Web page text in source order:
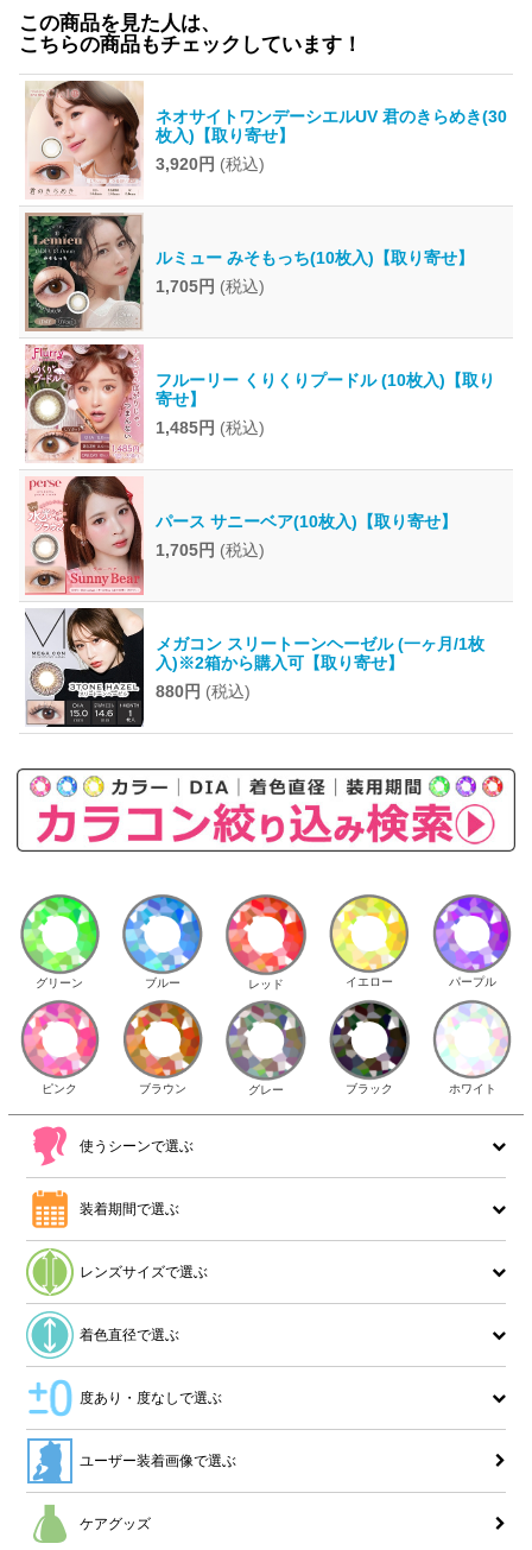
この商品を見た人は、
こちらの商品もチェックしています！
ネオサイトワンデーシエルUV 君のきらめき(30
枚入)【取り寄せ】
3,920円 (税込)
ルミュー みそもっち(10枚入)【取り寄せ】
1,705円 (税込)
フルーリー くりくりプードル (10枚入)【取り
寄せ】
1,485円 (税込)
パース サニーベア(10枚入)【取り寄せ】
1,705円 (税込)
メガコン スリートーンヘーゼル (一ヶ月/1枚
入)※2箱から購入可【取り寄せ】
880円 (税込)
グリーン ブルー レッド イエロー パープル
ピンク ブラウン グレー ブラック ホワイト
使うシーンで選ぶ
装着期間で選ぶ
レンズサイズで選ぶ
着色直径で選ぶ
度あり・度なしで選ぶ
ユーザー装着画像で選ぶ
ケアグッズ